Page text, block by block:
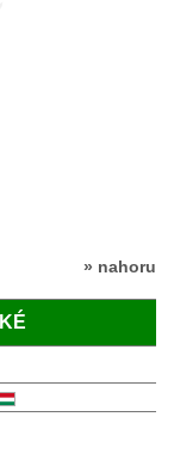
» nahoru